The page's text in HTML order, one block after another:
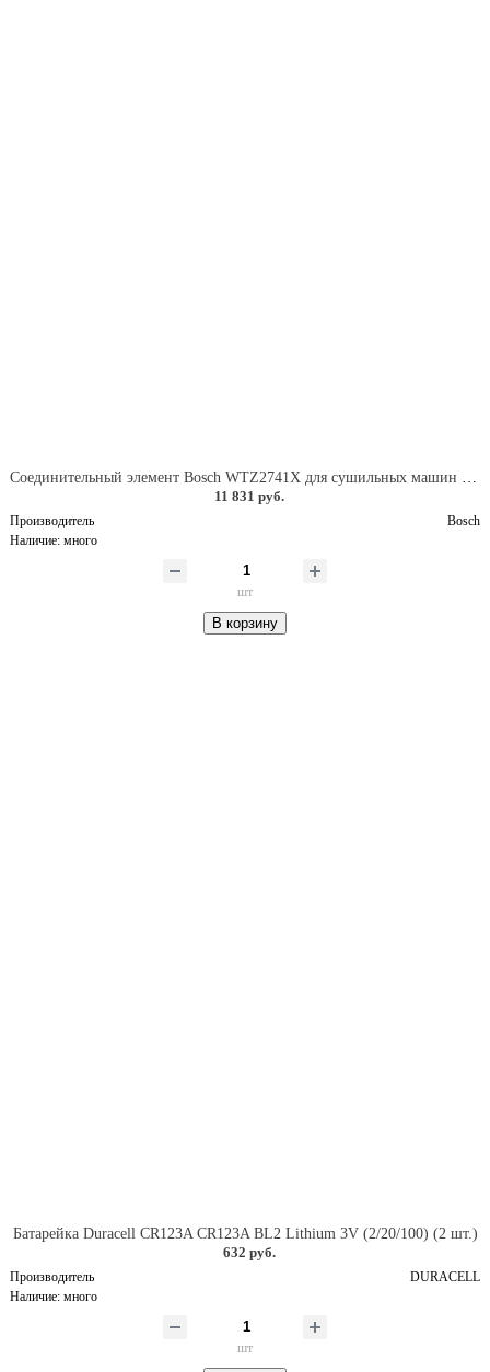
11 831 руб.
Производитель
Bosch
Наличие: много
шт
В корзину
Батарейка Duracell CR123A CR123A BL2 Lithium 3V (2/20/100) (2 шт.)
632 руб.
Производитель
DURACELL
Наличие: много
шт